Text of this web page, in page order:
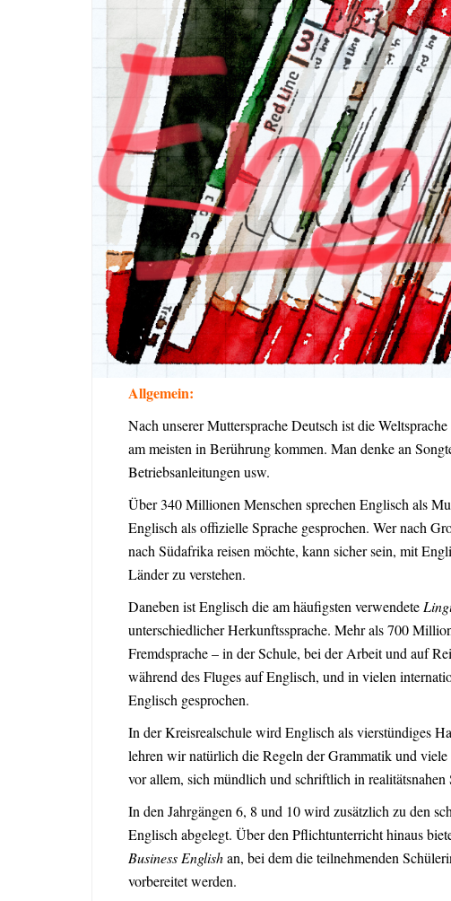
Allgemein:
Nach unserer Muttersprache Deutsch ist die
am meisten in Berührung kommen. Man denke an
Betriebsanleitungen usw.
Über 340 Millionen Menschen sprechen Englisch als
Englisch als offizielle Sprache gesprochen. Wer nach
nach Südafrika reisen möchte, kann sicher sein, mit
Länder zu verstehen.
Daneben ist Englisch die am häufigsten verwendete
unterschiedlicher Herkunftssprache. Mehr als 700
Fremdsprache – in der Schule, bei der Arbeit und auf
während des Fluges auf Englisch, und in vielen
Englisch gesprochen.
In der Kreisrealschule wird Englisch als vierstündiges
lehren wir natürlich die Regeln der Grammatik und
vor allem, sich mündlich und schriftlich in
In den Jahrgängen 6, 8 und 10 wird zusätzlich zu den
Englisch abgelegt. Über den Pflichtunterricht hinaus
Business Englishan, bei dem die teilnehmenden
vorbereitet werden.